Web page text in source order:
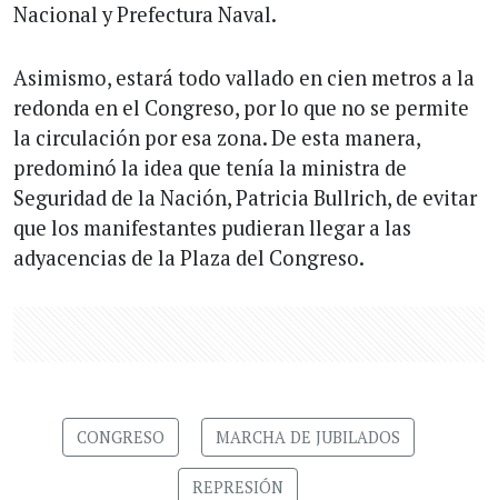
Nacional y Prefectura Naval.
Asimismo, estará todo vallado en cien metros a la
redonda en el Congreso, por lo que no se permite
la circulación por esa zona. De esta manera,
predominó la idea que tenía la ministra de
Seguridad de la Nación, Patricia Bullrich, de evitar
que los manifestantes pudieran llegar a las
adyacencias de la Plaza del Congreso.
CONGRESO MARCHA DE JUBILADOS
REPRESIÓN